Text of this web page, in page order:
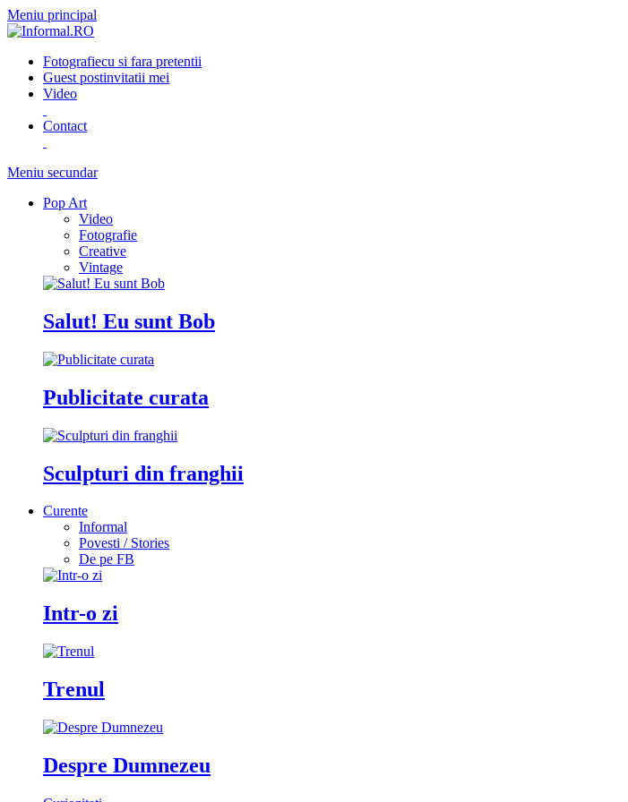
Meniu principal
Fotografiecu si fara pretentii
Guest postinvitatii mei
Video
Contact
Meniu secundar
Pop Art
Video
Fotografie
Creative
Vintage
Salut! Eu sunt Bob
Publicitate curata
Sculpturi din franghii
Curente
Informal
Povesti / Stories
De pe FB
Intr-o zi
Trenul
Despre Dumnezeu